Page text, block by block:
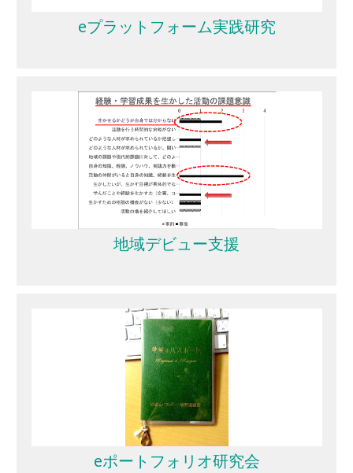
eプラットフォーム実践研究
地域デビュー支援
eポートフォリオ研究会